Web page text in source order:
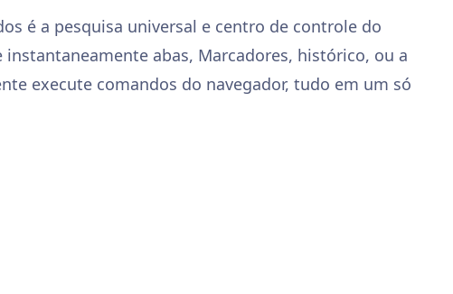
é a pesquisa universal e centro de controle do
instantaneamente abas, Marcadores, histórico, ou a
execute comandos do navegador, tudo em um só